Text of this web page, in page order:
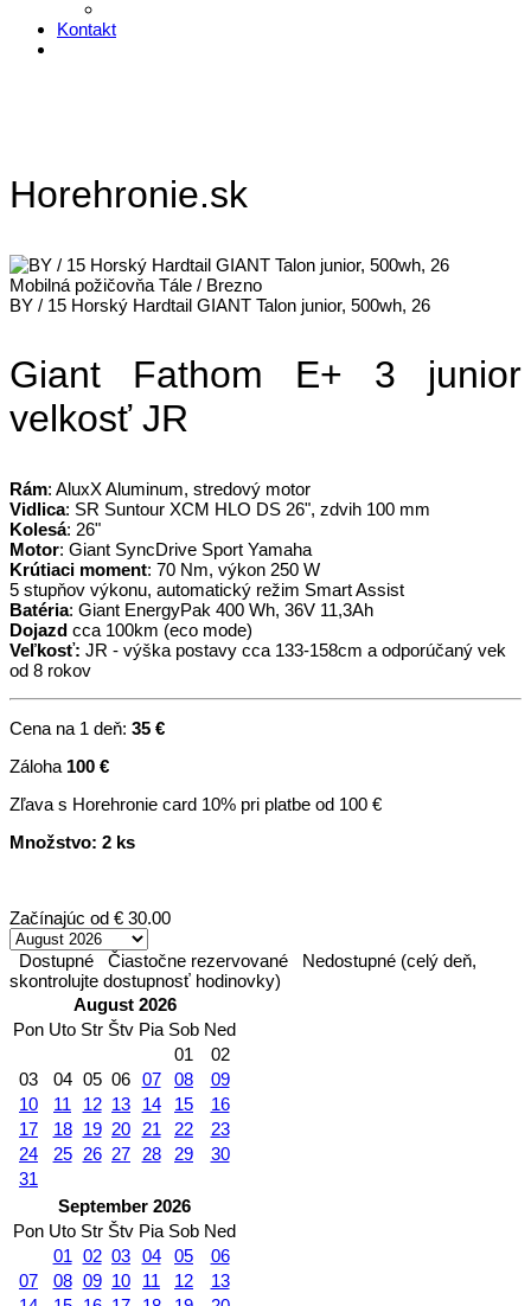
Kontakt
Horehronie.sk
Mobilná požičovňa Tále / Brezno
BY / 15 Horský Hardtail GIANT Talon junior, 500wh, 26
Giant Fathom E+ 3 junior
velkosť JR
Rám: AluxX Aluminum, stredový motor
Vidlica: SR Suntour XCM HLO DS 26", zdvih 100 mm
Kolesá: 26"
Motor: Giant SyncDrive Sport Yamaha
Krútiaci moment: 70 Nm, výkon 250 W
5 stupňov výkonu, automatický režim Smart Assist
Batéria: Giant EnergyPak 400 Wh, 36V 11,3Ah
Dojazd cca 100km (eco mode)
Veľkosť: JR - výška postavy cca 133-158cm a odporúčaný vek
od 8 rokov
Cena na 1 deň: 35 €
Záloha 100 €
Zľava s Horehronie card 10% pri platbe od 100 €
Množstvo: 2 ks
Začínajúc od € 30.00
Dostupné Čiastočne rezervované
Nedostupné (celý deň,
skontrolujte dostupnosť hodinovky)
August 2026
Pon Uto Str Štv Pia Sob Ned
01
02
03
04 05 06 07 08
09
10
11 12 13 14 15
16
17
18 19 20 21 22
23
24
25 26 27 28 29
30
31
September 2026
Pon Uto Str Štv Pia Sob Ned
01 02 03 04 05
06
07
08 09 10 11 12
13